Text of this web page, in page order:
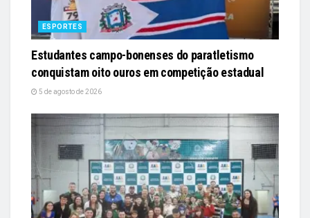
ESPORTES
Estudantes campo-bonenses do paratletismo
conquistam oito ouros em competição estadual
5 de agosto de 2026